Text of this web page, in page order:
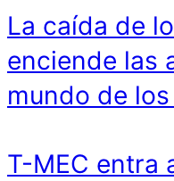
La caída de
enciende las
mundo de
T-MEC entra